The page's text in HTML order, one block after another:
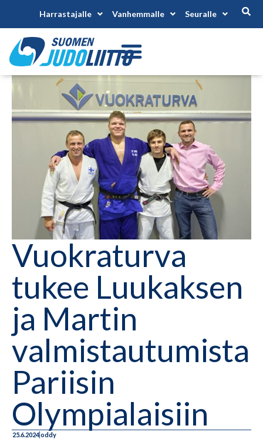
Harrastajalle Vanhemmalle Seuralle
Vuokraturva
tukee Luukaksen
ja Martin
valmistautumista
Pariisin
Olympialaisiin
25.6.2024oddy